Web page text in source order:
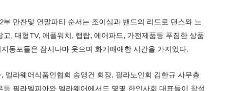
만찬및 연말파티 순서는 조이심과 밴드의 리드로 댄스와 노
, 대형TV, 애플워치, 랩탑, 에어파드, 가전제품등 푸짐한 상품
동포들은 잠시나마 웃으며 화기애애한 시간을 가지었다.
델라웨어식품인협회 송영건 회장, 필라노인회 김한규 사무총
필라델피아와 델라웨어에서도 몇몇 한인사회 대표들이 참석